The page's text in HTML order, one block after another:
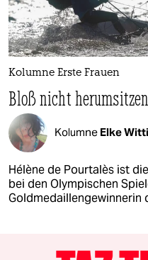
Kolumne Erste Frauen
Bloß nicht herumsitzen
Kolumne Elke
Hélène de Pourtalès ist
bei den Olympischen
Goldmedaillengewinnerin